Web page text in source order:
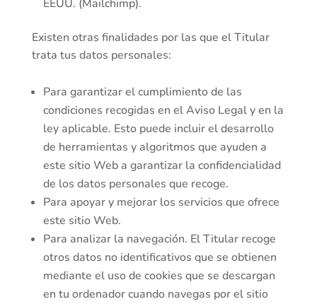
EEUU. (Mailchimp).
Existen otras finalidades por las que el Titular
trata tus datos personales:
Para garantizar el cumplimiento de las
condiciones recogidas en el Aviso Legal y en la
ley aplicable. Esto puede incluir el desarrollo
de herramientas y algoritmos que ayuden a
este sitio Web a garantizar la confidencialidad
de los datos personales que recoge.
Para apoyar y mejorar los servicios que ofrece
este sitio Web.
Para analizar la navegación. El Titular recoge
otros datos no identificativos que se obtienen
mediante el uso de cookies que se descargan
en tu ordenador cuando navegas por el sitio